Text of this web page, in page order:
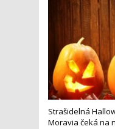
Strašidelná
Moravia čeká na